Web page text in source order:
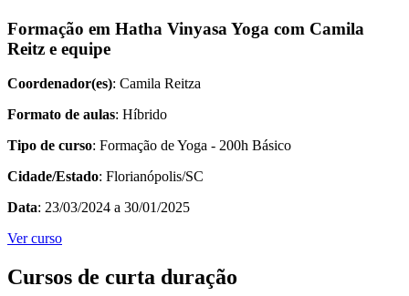
Formação em Hatha Vinyasa Yoga com Camila
Reitz e equipe
Coordenador(es): Camila Reitza
Formato de aulas: Híbrido
Tipo de curso: Formação de Yoga - 200h Básico
Cidade/Estado: Florianópolis/SC
Data: 23/03/2024 a 30/01/2025
Ver curso
Cursos de curta duração